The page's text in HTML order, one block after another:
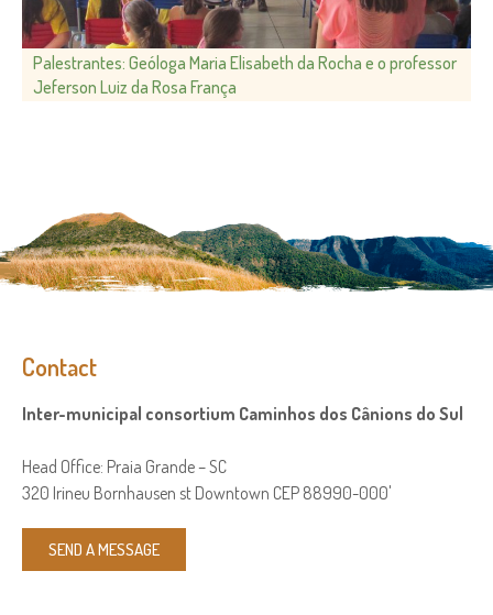
Palestrantes: Geóloga Maria Elisabeth da Rocha e o professor
Jeferson Luiz da Rosa França
Contact
Inter-municipal consortium Caminhos dos Cânions do Sul
Head Office: Praia Grande – SC
320 Irineu Bornhausen st Downtown CEP 88990-000'
SEND A MESSAGE